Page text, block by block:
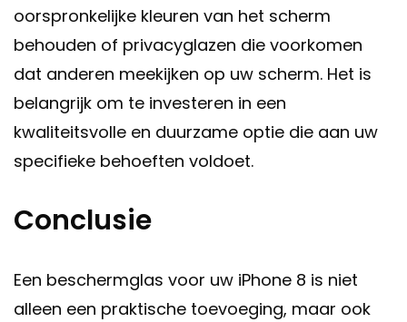
oorspronkelijke kleuren van het scherm
behouden of privacyglazen die voorkomen
dat anderen meekijken op uw scherm. Het is
belangrijk om te investeren in een
kwaliteitsvolle en duurzame optie die aan uw
specifieke behoeften voldoet.
Conclusie
Een beschermglas voor uw iPhone 8 is niet
alleen een praktische toevoeging, maar ook